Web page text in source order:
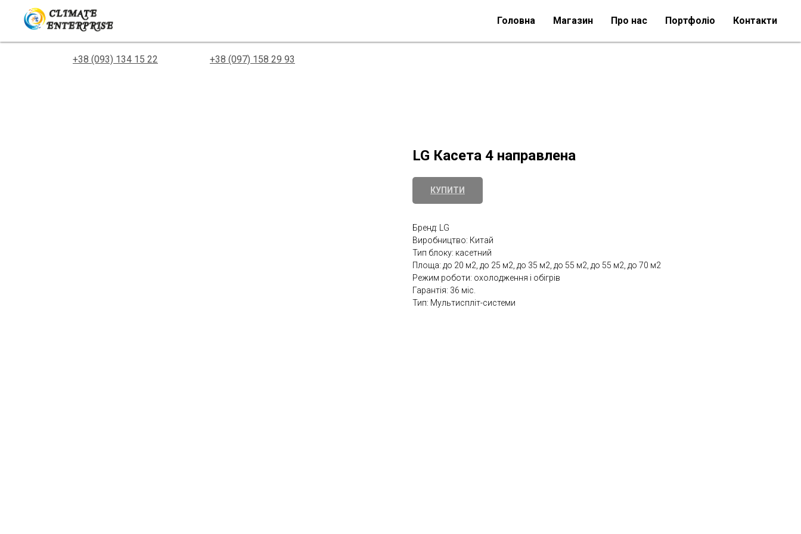
Головна Магазин Про нас Портфоліо Контакти
+38 (097) 158 29 93
+38 (093) 134 15 22
LG Касета 4 направлена
КУПИТИ
Бренд: LG
Виробництво: Китай
Тип блоку: касетний
Площа: до 20 м2, до 25 м2, до 35 м2, до 55 м2, до 55 м2, до 70 м2
Режим роботи: охолодження і обігрів
Гарантія: 36 міс.
Тип: Мультиспліт-системи